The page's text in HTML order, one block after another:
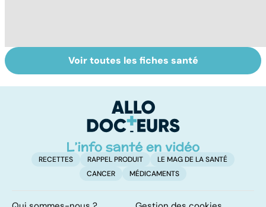
Tout savoir sur
les infections
Inflammation des
amygdales : que
d'angine ?
Voir toutes les fiches santé
RECETTES RAPPEL PRODUIT
LE MAG DE LA SANTÉ
CANCER
MÉDICAMENTS